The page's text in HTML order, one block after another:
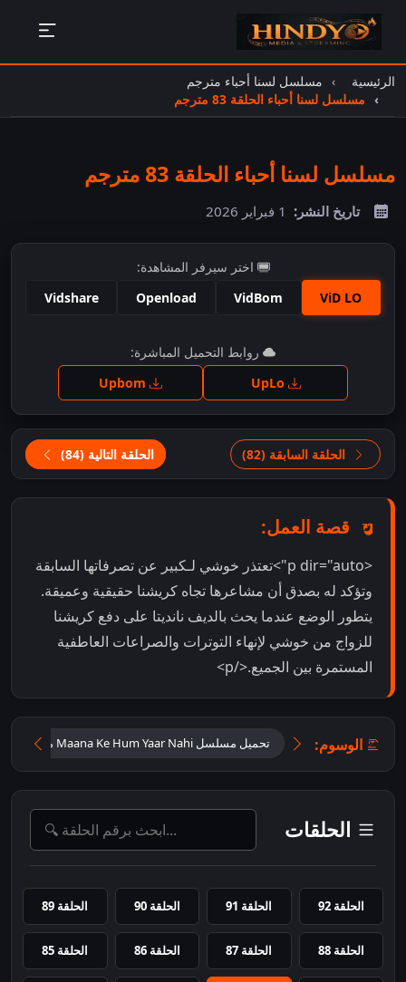
الرئيسية
مسلسل لسنا أحباء مترجم
مسلسل لسنا أحباء الحلقة 83 مترجم
مسلسل لسنا أحباء الحلقة 83 مترجم
تاريخ النشر: 1 فبراير 2026
اختر سيرفر المشاهدة:
ViD LO
VidBom
Openload
Vidshare
اضغط للمشاهدة
روابط التحميل المباشرة:
الحلقة السابقة (82) الحلقة التالية (84)
قصة العمل:
<p dir="auto">تعتذر خوشي لـكبير عن تصرفاتها السابقة
وتؤكد له بصدق أن مشاعرها تجاه كريشنا حقيقية وعميقة.
يتطور الوضع عندما يحث بالديف نانديتا على دفع كريشنا
للزواج من خوشي لإنهاء التوترات والصراعات العاطفية
المستمرة بين الجميع.</p>
الوسوم: تحميل مسلسل Maana Ke Hum Yaar Nahi مترجم
الحلقات
الحلقة 92 الحلقة 91 الحلقة 90 الحلقة 89
الحلقة 88 الحلقة 87 الحلقة 86 الحلقة 85